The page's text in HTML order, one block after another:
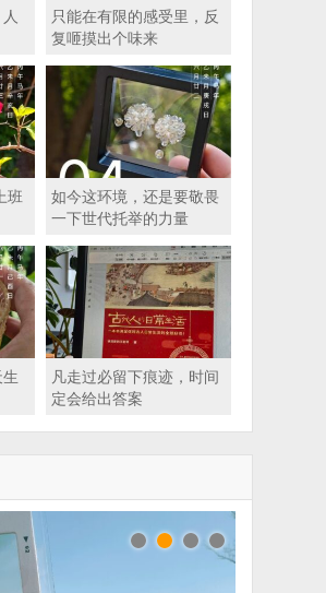
只能在有限的感受里，反
复咂摸出个味来
班
如今这环境，还是要敬畏
一下世代托举的力量
生
凡走过必留下痕迹，时间
定会给出答案